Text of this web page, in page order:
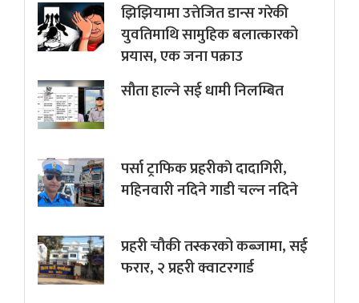
झिझियामा उत्तेजित डान्स गरेकी
युवतिमाथि सामुहिक बलात्कारको
प्रयास, एक जना पक्राउ
सौता हाल्ने सई धामी निलम्बित
पर्सा ट्राफिक प्रहरीकाे दादागिरी,
महिनवारी नदिने गाडी चल्न नदिने
प्रहरी चौकी तस्करको कब्जामा, सई
फरार, २ प्रहरी क्वाटरगार्ड